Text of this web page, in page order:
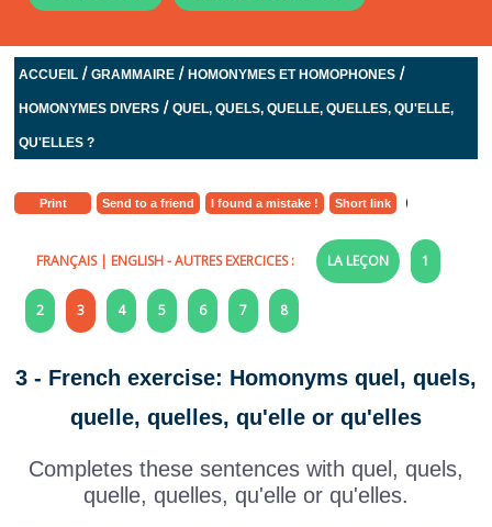
ACCUEIL /GRAMMAIRE /HOMONYMES ET HOMOPHONES /
HOMONYMES DIVERS /QUEL, QUELS, QUELLE, QUELLES, QU'ELLE,
QU'ELLES ?
Print Send to a friend I found a mistake ! Short link
FRANÇAIS| ENGLISH- AUTRES EXERCICES : LA LEÇON 1
2 3 4 5 6 7 8
3 - French exercise: Homonyms quel, quels,
quelle, quelles, qu'elle or qu'elles
Completes these sentences with quel, quels,
quelle, quelles, qu'elle or qu'elles.